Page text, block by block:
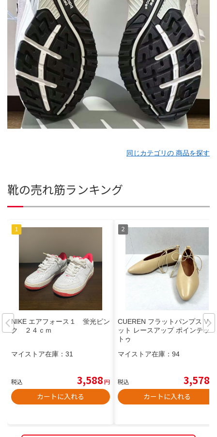
同じカテゴリの 商品を探す
靴の売れ筋ランキング
NIKE エアフォース１ 蛍光ピン
ク ２４ｃｍ
マイストア在庫： 31
税込 3,588円
カートに入れる
CUEREN フラットパンプス Vカ
ット レースアップ ポインテッド
トゥ
マイストア在庫： 94
税込 3,578
カートに入れる